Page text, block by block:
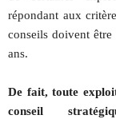
répondant aux
conseils doivent
ans.
De fait, toute
conseil